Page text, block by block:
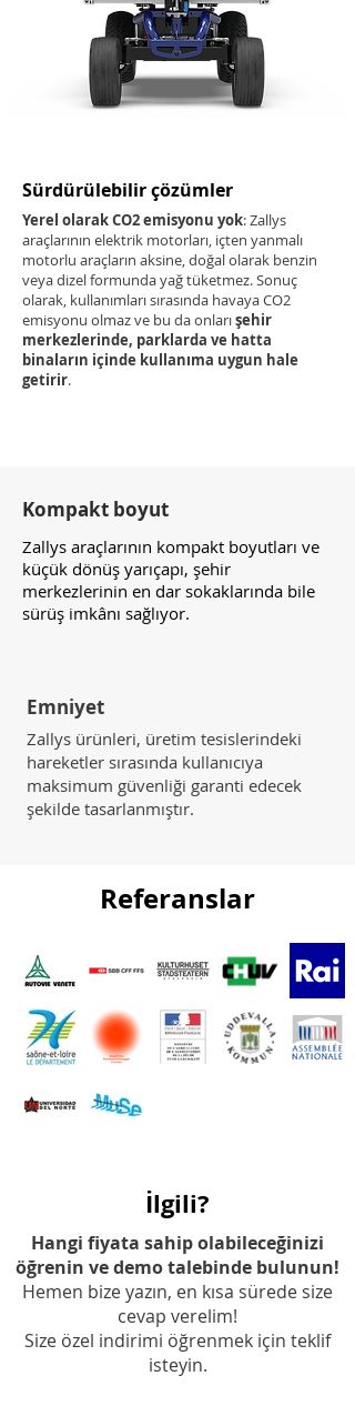
Sürdürülebilir çözümler
Yerel olarak CO2 emisyonu yok: Zallys
araçlarının elektrik motorları, içten yanmalı
motorlu araçların aksine, doğal olarak benzin
veya dizel formunda yağ tüketmez. Sonuç
olarak, kullanımları sırasında havaya CO2
emisyonu olmaz ve bu da onlarışehir
merkezlerinde, parklarda ve hatta
binaların içinde kullanıma uygun hale
getirir.
Kompakt boyut
Zallys araçlarının kompakt boyutları ve
küçük dönüş yarıçapı, şehir
merkezlerinin en dar sokaklarında bile
sürüş imkânı sağlıyor.
Emniyet
Zallys ürünleri, üretim tesislerindeki
hareketler sırasında kullanıcıya
maksimum güvenliği garanti edecek
şekilde tasarlanmıştır.
Referanslar
İlgili?
Hangi fiyata sahip olabileceğinizi
öğrenin ve demo talebinde bulunun!
Hemen bize yazın, en kısa sürede size
cevap verelim!
Size özel indirimi öğrenmek için teklif
isteyin.